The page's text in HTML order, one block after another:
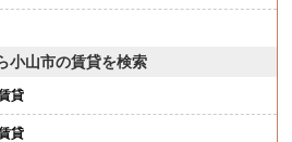
小山市の賃貸を検索
貸
貸